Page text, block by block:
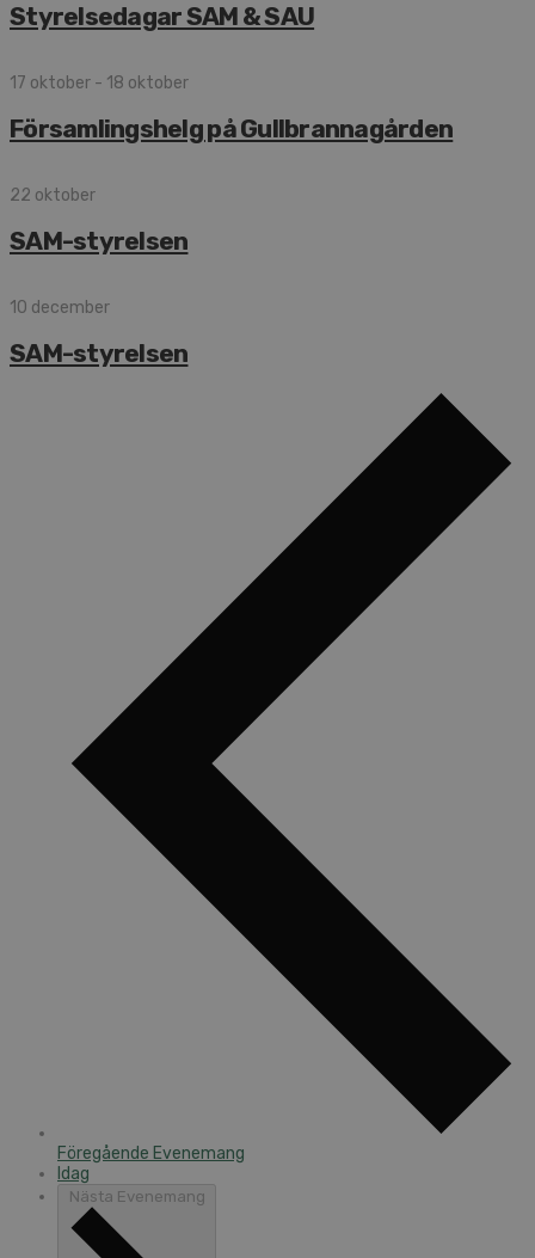
Styrelsedagar SAM & SAU
17 oktober - 18 oktober
Församlingshelg på Gullbrannagården
22 oktober
SAM-styrelsen
10 december
SAM-styrelsen
Föregående Evenemang
Idag
Nästa Evenemang